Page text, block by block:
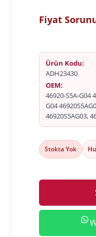
Fiyat
Ürün Kodu:
ADH23430
OEM:
46920-S5A-G04
G04
46920S5AG03,
Stokta Yok